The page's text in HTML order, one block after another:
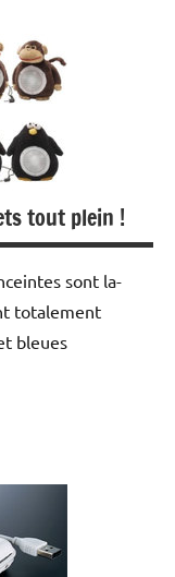
tout plein !
sont la-
totalement
bleues